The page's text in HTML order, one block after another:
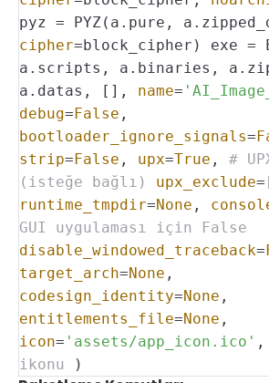
pyz = PYZ(a.pure,
cipher=block_cipher) exe =
a.scripts,
a.binaries,
a.datas,
[], name=
debug= False ,
bootloader_ignore_signals=
strip= False , upx=True , #
(isteğe bağlı)
upx_exclude
runtime_tmpdir=None ,
GUI uygulaması için False
disable_windowed_traceback=
target_arch=None ,
codesign_identity=None ,
entitlements_file=None ,
icon= 'assets/app_icon.ico' ,
ikonu
)